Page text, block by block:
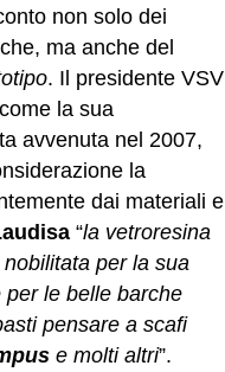
non solo dei
ma anche del
. Il presidente VSV
la sua
avvenuta nel 2007,
la
dai materiali e
“la vetroresina
per la sua
le belle barche
pensare a scafi
e molti altri”.